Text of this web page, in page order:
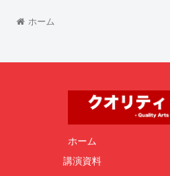
ホーム
ホーム
講演資料